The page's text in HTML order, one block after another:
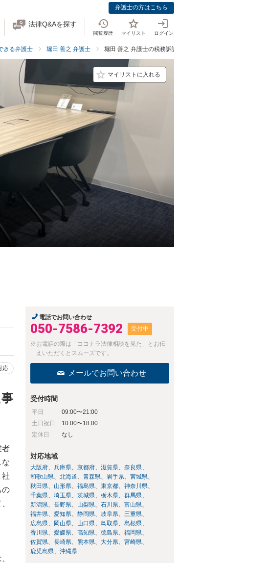
弁護士の方はこちら
法律Q&Aを探す
閲覧履歴 マイリスト ログイン
きる弁護士 堀田 善之 弁護士 堀田 善之 弁護士の税務訴訟の事例紹介
マイリストに入れる
応
者
な
社
の
電話でお問い合わせ
050-7586-7392 受付中
※お電話の際は「ココナラ法律相談を見た」とお伝
えいただくとスムーズです。
メールでお問い合わせ
受付時間
平日
09:00〜21:00
土日祝日
10:00〜18:00
定休日
なし
対応地域
大阪府 兵庫県 京都府 滋賀県
奈良県
和歌山県
北海道 青森県 岩手県
宮城県
秋田県
山形県 福島県 東京都
神奈川県
千葉県
埼玉県 茨城県 栃木県
群馬県
新潟県
長野県 山梨県 石川県
富山県
福井県
愛知県 静岡県 岐阜県
三重県
広島県
岡山県 山口県 鳥取県
島根県
香川県
愛媛県 高知県 徳島県
福岡県
佐賀県
長崎県 熊本県 大分県
宮崎県
鹿児島県
沖縄県